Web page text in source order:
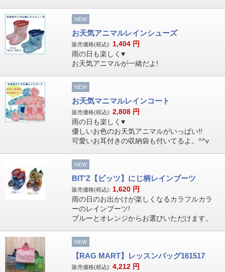
NEW
お天気アニマルレインシューズ
販売価格(税込): 1,404 円
雨の日も楽しく♥
お天気アニマルが一緒だよ!
NEW
お天気マニマルレインコート
販売価格(税込): 2,808 円
雨の日も楽しく♥
優しいお色のお天気アニマルがいっぱい!!
可愛いお耳付きの収納袋も付いてるよ。^^v
NEW
BIT'Z【ビッツ】にじ柄レインブーツ
販売価格(税込): 1,620 円
雨の日のお出かけが楽しくなるカラフルカラ
ーのレインブーツ!
ブルーとオレンジからお選びいただけます。
NEW
【RAG MART】レッスンバッグ161517
販売価格(税込): 4,212 円